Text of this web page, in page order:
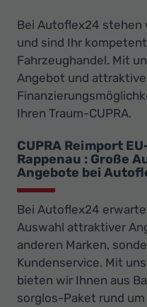
Bei Autoflex24 stehen
und sind Ihr
Fahrzeughandel. Mit
Angebot und
Ihren Traum-CUPRA.
CUPRA Reimport
Rappenau : Große
Angebote bei
Bei Autoflex24
Auswahl attraktiver
anderen Marken,
Kundenservice. Mit
bieten wir Ihnen aus
sorglos-Paket rund um